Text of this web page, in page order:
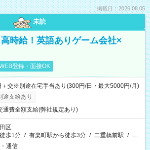
掲載日：2026.08.05
未読
時給！英語ありゲーム会社×
登録・面接OK
交※別途在宅手当あり(300円/日・最大5000円/月)
途支給あり
費全額支給(弊社規定あり)
区
歩1分 / 有楽町駅から徒歩3分 / 二重橋前駅 / …
通信